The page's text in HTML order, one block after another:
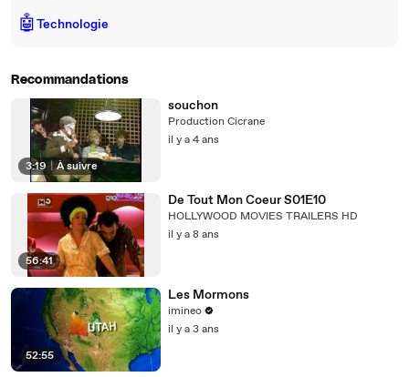
🤖Technologie
Recommandations
3:19 À suivre
souchon
Production Cicrane
il y a 4 ans
56:41
De Tout Mon Coeur S01E10
HOLLYWOOD MOVIES TRAILERS HD
il y a 8 ans
52:55
Les Mormons
imineo
il y a 3 ans